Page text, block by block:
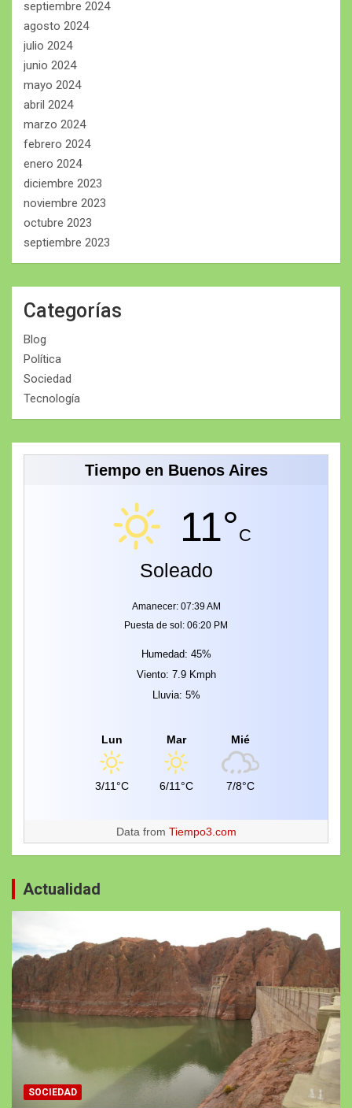
septiembre 2024
agosto 2024
julio 2024
junio 2024
mayo 2024
abril 2024
marzo 2024
febrero 2024
enero 2024
diciembre 2023
noviembre 2023
octubre 2023
septiembre 2023
Categorías
Blog
Política
Sociedad
Tecnología
Tiempo en Buenos Aires
11°C
Soleado
Amanecer: 07:39 AM
Puesta de sol: 06:20 PM
Humedad: 45%
Viento: 7.9 Kmph
Lluvia: 5%
Lun
3/11°C
Mar
6/11°C
Mié
7/8°C
Data from Tiempo3.com
Actualidad
SOCIEDAD